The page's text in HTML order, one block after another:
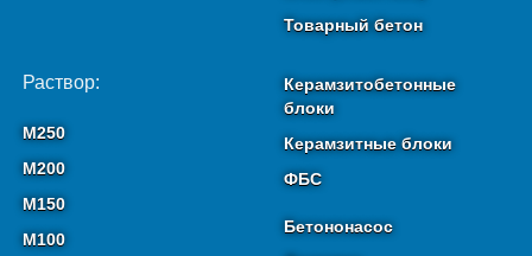
Товарный бетон
Раствор:
М250
М200
М150
М100
Керамзитобетонные
блоки
Керамзитные блоки
ФБС
Бетононасос